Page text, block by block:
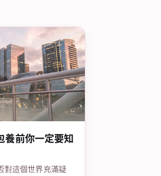
養前你一定要知
對這個世界充滿疑